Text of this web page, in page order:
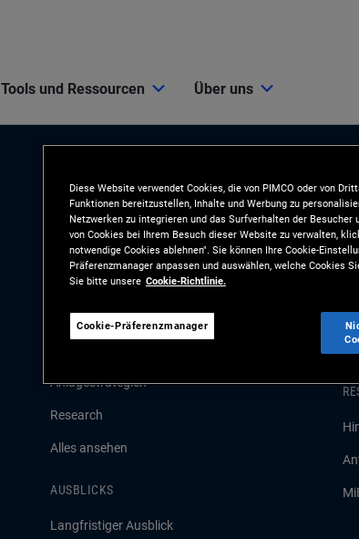
Tools und Ressourcen Über uns
Publikationen
AKTUELLE PUBLIKATIONEN
Anlagestrategien
Research
Alles ansehen
AUSBLICKS
Langfristiger Ausblick
Diese Website verwendet Cookies, die von PIMCO oder von
Funktionen bereitzustellen, Inhalte und Werbung zu
Netzwerken zu integrieren und das Surfverhalten der
von Cookies bei Ihrem Besuch dieser Website zu verwalten,
notwendige Cookies ablehnen". Sie können Ihre Cookie-
Präferenzmanager anpassen und auswählen, welche Cookies
Sie bitte unsere Cookie-Richtlinie.
Cookie-Präferenzmanager